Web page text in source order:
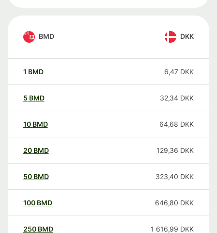
BMD DKK
1 BMD 6,47 DKK
5 BMD 32,34 DKK
10 BMD 64,68 DKK
20 BMD 129,36 DKK
50 BMD 323,40 DKK
100 BMD 646,80 DKK
250 BMD 1 616,99 DKK